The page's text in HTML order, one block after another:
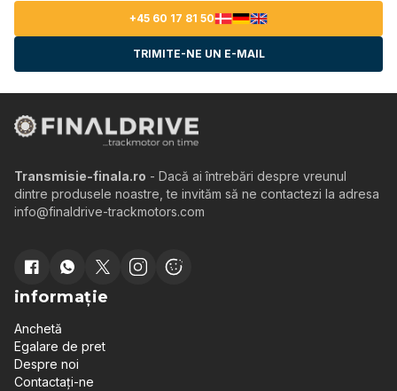
+45 60 17 81 50
TRIMITE-NE UN E-MAIL
Transmisie-finala.ro - Dacă ai întrebări despre vreunul
dintre produsele noastre, te invităm să ne contactezi la adresa
info@finaldrive-trackmotors.com
informație
Anchetă
Egalare de pret
Despre noi
Contactați-ne